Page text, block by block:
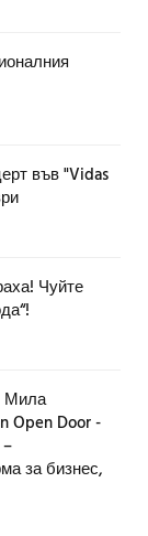
във "Vidas
Чуйте
Мила
Open Door -
за бизнес,